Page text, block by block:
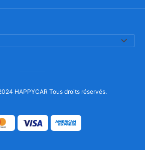
HAPPYCAR Tous droits réservés.